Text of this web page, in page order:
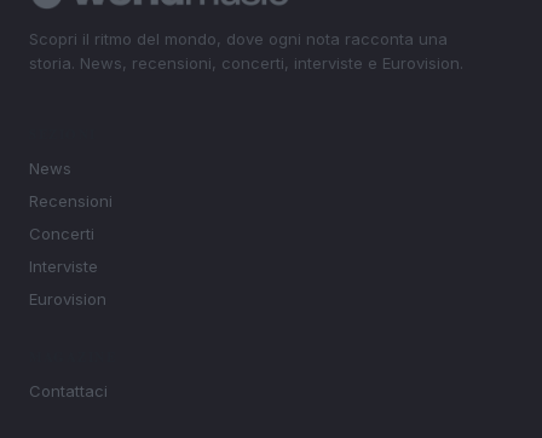
Scopri il ritmo del mondo, dove ogni nota racconta una
storia. News, recensioni, concerti, interviste e Eurovision.
News
Recensioni
Concerti
Interviste
Eurovision
Contattaci